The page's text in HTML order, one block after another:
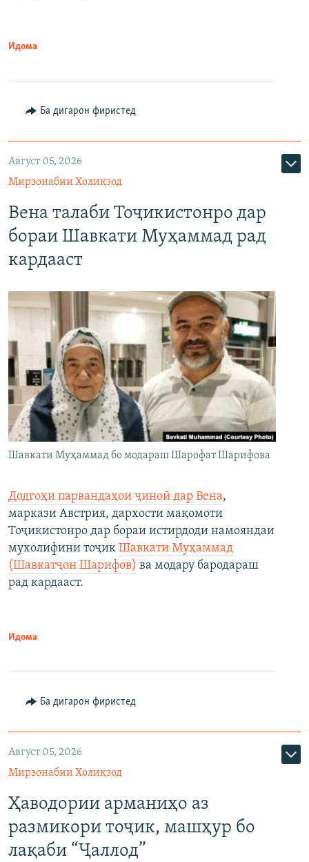
Идома
Ба дигарон фиристед
Август 05, 2026
Мирзонабии Холиқзод
Вена талаби Тоҷикистонро дар
бораи Шавкати Муҳаммад рад
кардааст
Шавкати Муҳаммад бо модараш Шарофат Шарифова
Додгоҳи парвандаҳои ҷиноӣ дар Вена,
маркази Австрия, дархости мақомоти
Тоҷикистонро дар бораи истирдоди намояндаи
мухолифини тоҷик Шавкати Муҳаммад
(Шавкатҷон Шарифов) ва модару бародараш
рад кардааст.
Идома
Ба дигарон фиристед
Август 05, 2026
Мирзонабии Холиқзод
Ҳаводории арманиҳо аз
размикори тоҷик, машҳур бо
лақаби “Ҷаллод”